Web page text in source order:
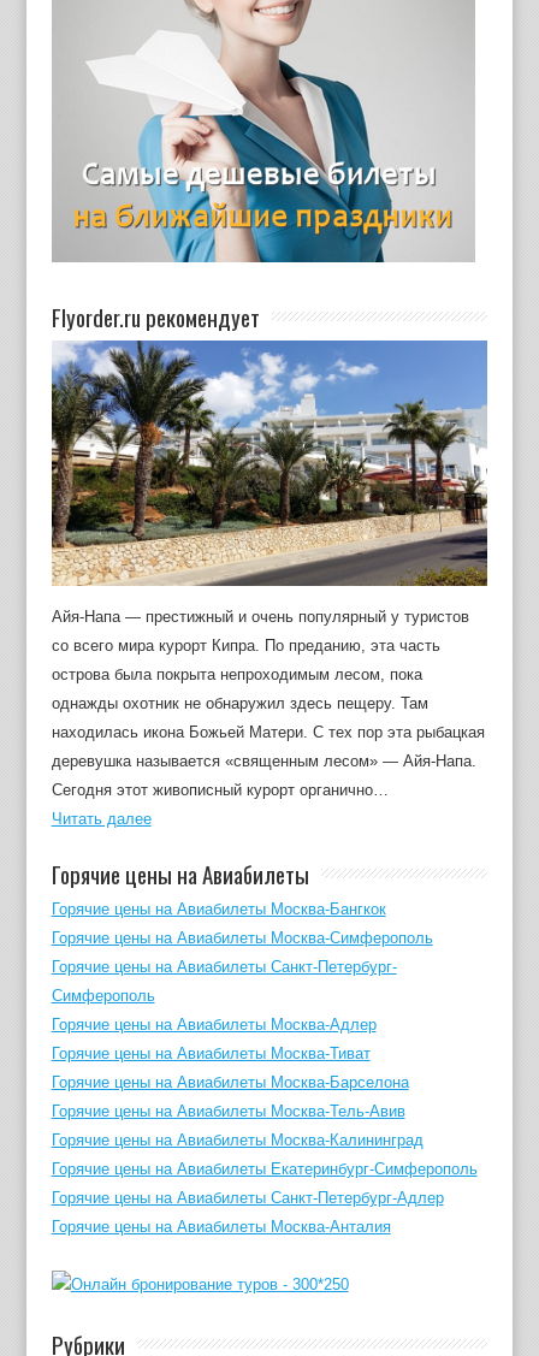
Flyorder.ru рекомендует
Айя-Напа — престижный и очень популярный у туристов
со всего мира курорт Кипра. По преданию, эта часть
острова была покрыта непроходимым лесом, пока
однажды охотник не обнаружил здесь пещеру. Там
находилась икона Божьей Матери. С тех пор эта рыбацкая
деревушка называется «священным лесом» — Айя-Напа.
Сегодня этот живописный курорт органично…
Читать далее
Горячие цены на Авиабилеты
Горячие цены на Авиабилеты Москва-Бангкок
Горячие цены на Авиабилеты Москва-Симферополь
Горячие цены на Авиабилеты Санкт-Петербург-
Симферополь
Горячие цены на Авиабилеты Москва-Адлер
Горячие цены на Авиабилеты Москва-Тиват
Горячие цены на Авиабилеты Москва-Барселона
Горячие цены на Авиабилеты Москва-Тель-Авив
Горячие цены на Авиабилеты Москва-Калининград
Горячие цены на Авиабилеты Екатеринбург-Симферополь
Горячие цены на Авиабилеты Санкт-Петербург-Адлер
Горячие цены на Авиабилеты Москва-Анталия
Рубрики